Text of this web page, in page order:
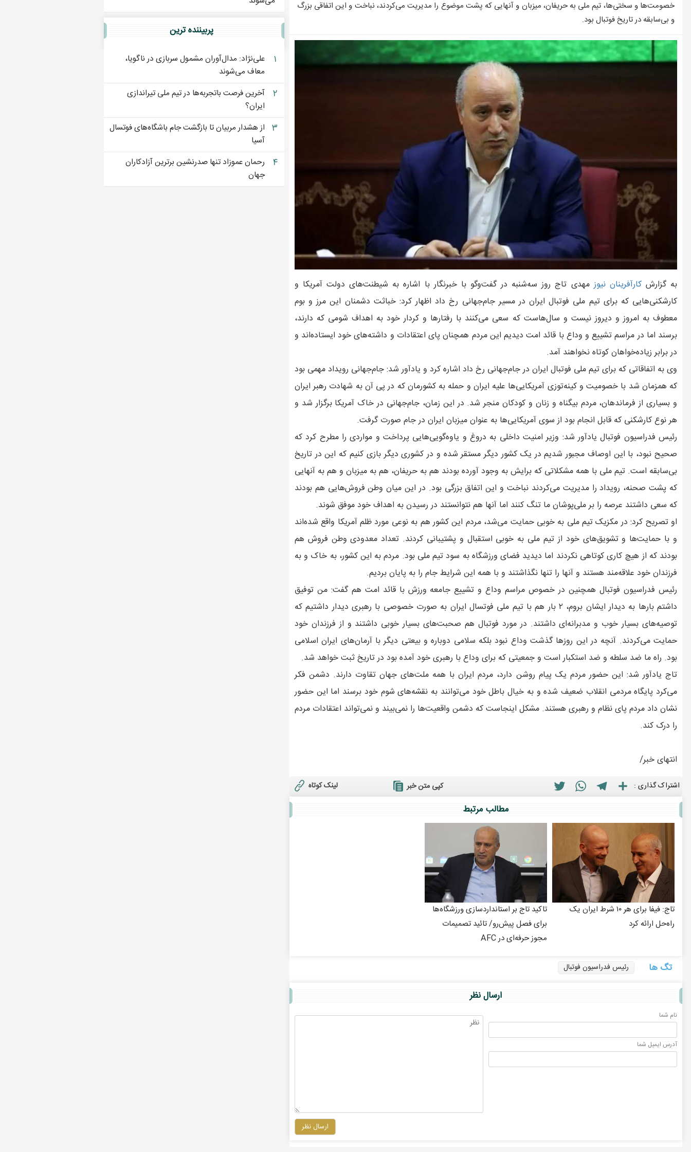
وضعیت بازار مسکن در مرداد/بخر و بفروش‌ها دست از کار کشیدند
خصومت‌ها و سختی‌ها، تیم ملی به حریفان، میزبان و آنهایی که پشت‌ موضوع را مدیریت می‌کردند، نباخت و این اتفاقی بزرگ
و بی‌سابقه در تاریخ فوتبال بود.
به گزارشکارآفرينان نيوزمهدی تاج روز سه‌شنبه در گفت‌وگو با خبرنگار با اشاره به شیطنت‌های دولت آمریکا و
کارشکنی‌هایی که برای تیم ملی فوتبال ایران در مسیر جام‌جهانی رخ داد اظهار کرد: خباثت دشمنان این مرز و بوم
معطوف به امروز و دیروز نیست و سال‌هاست که سعی می‌کنند با رفتارها و کردار خود به اهداف شومی که دارند،
برسند اما در مراسم تشییع و وداع با قائد امت دیدیم این مردم همچنان پای اعتقادات و داشته‌های خود ایستاده‌اند و
در برابر زیاده‌خواهان کوتاه نخواهند آمد.
وی به اتفاقاتی که برای تیم ملی فوتبال ایران در جام‌جهانی رخ داد اشاره کرد و یادآور شد: جام‌جهانی رویداد مهمی بود
که همزمان شد با خصومیت و کینه‌توزی آمریکایی‌ها علیه ایران و حمله به کشورمان که در پی آن به شهادت رهبر ایران
و بسیاری از فرماندهان، مردم بیگناه و زنان و کودکان منجر شد. در این زمان، جام‌جهانی در خاک آمریکا برگزار شد و
هر نوع کارشکنی که قابل انجام بود از سوی آمریکایی‌ها به عنوان میزبان ایران در جام صورت گرفت.
رئیس فدراسیون فوتبال یادآور شد: وزیر امنیت داخلی به دروغ و یاوه‌گویی‌هایی پرداخت و مواردی را مطرح کرد که
صحیح نبود، با این اوصاف مجبور شدیم در یک کشور دیگر مستقر شده و در کشوری دیگر بازی کنیم که این در تاریخ
بی‌سابقه است. تیم ملی با همه مشکلاتی که برایش به وجود آورده بودند هم به حریفان، هم به میزبان و هم به آنهایی
که پشت صحنه، رویداد را مدیریت می‌کردند نباخت و این اتفاق بزرگی بود. در این میان وطن فروش‌هایی هم بودند
که سعی داشتند عرصه را بر ملی‌پوشان ما تنگ کنند اما آنها هم نتوانستند در رسیدن به اهداف خود موفق شوند.
او تصریح کرد: در مکزیک تیم ملی به خوبی حمایت می‌شد، مردم این کشور هم به نوعی مورد ظلم آمریکا واقع شده‌اند
و با حمایت‌ها و تشویق‌های خود از تیم ملی به خوبی استقبال و پشتیبانی کردند. تعداد معدودی وطن فروش هم
بودند که از هیچ کاری کوتاهی نکردند اما دیدید فضای ورزشگاه به سود تیم ملی بود. مردم به این کشور، به خاک و به
فرزندان خود علاقه‌مند هستند و آنها را تنها نگذاشتند و با همه این شرایط جام را به پایان بردیم.
رئیس فدراسیون فوتبال همچنین در خصوص مراسم وداع و تشییع جامعه ورزش با قائد امت هم گفت: من توفیق
داشتم بارها به دیدار ایشان بروم، ۲ بار هم با تیم ملی فوتسال ایران به صورت خصوصی با رهبری دیدار داشتیم که
توصیه‌های بسیار خوب و مدبرانه‌ای داشتند. در مورد فوتبال هم صحبت‌های بسیار خوبی داشتند و از فرزندان خود
حمایت می‌کردند. آنچه در این روزها گذشت وداع نبود بلکه سلامی دوباره و بیعتی دیگر با آرمان‌های ایران اسلامی
بود. راه ما ضد سلطه و ضد استکبار است و جمعیتی که برای وداع با رهبری خود آمده بود در تاریخ ثبت خواهد شد.
تاج یادآور شد: این حضور مردم یک پیام روشن دارد، مردم ایران با همه ملت‌های جهان تقاوت دارند. دشمن فکر
می‌کرد پایگاه مردمی انقلاب ضعیف شده و به خیال باطل خود می‌توانند به نقشه‌های شوم خود برسند اما این حضور
نشان داد مردم پای نظام و رهبری هستند. مشکل اینجاست که دشمن واقعیت‌ها را نمی‌بیند و نمی‌تواند اعتقادات مردم
را درک کند.
انتهای خبر/
اشتراک گذاری : Twitter
WhatsAppTelegram Share کپی متن خبر لینک کوتاه
مطالب مرتبط
تاج: فیفا برای هر ۱۰ شرط ایران یک
راه‌حل ارائه کرد
تاکید تاج بر استانداردسازی ورزشگاه‌ها
برای فصل پیش‌رو/ تائید تصمیمات
مجوز حرفه‌ای در AFC
تگ ها رئیس فدراسیون فوتبال
ارسال نظر
نام شما
آدرس ايميل شما
ارسال نظر
پربيننده ترين
۱
علی‌نژاد: مدال‌آوران مشمول سربازی در ناگویا،
معاف می‌شوند
۲
آخرین فرصت باتجربه‌ها در تیم ملی تیراندازی
ایران؟
۳ از هشدار مربیان تا بازگشت جام باشگاه‌های فوتسال
آسیا
۴
رحمان عموزاد تنها صدرنشین برترین آزادکاران
جهان